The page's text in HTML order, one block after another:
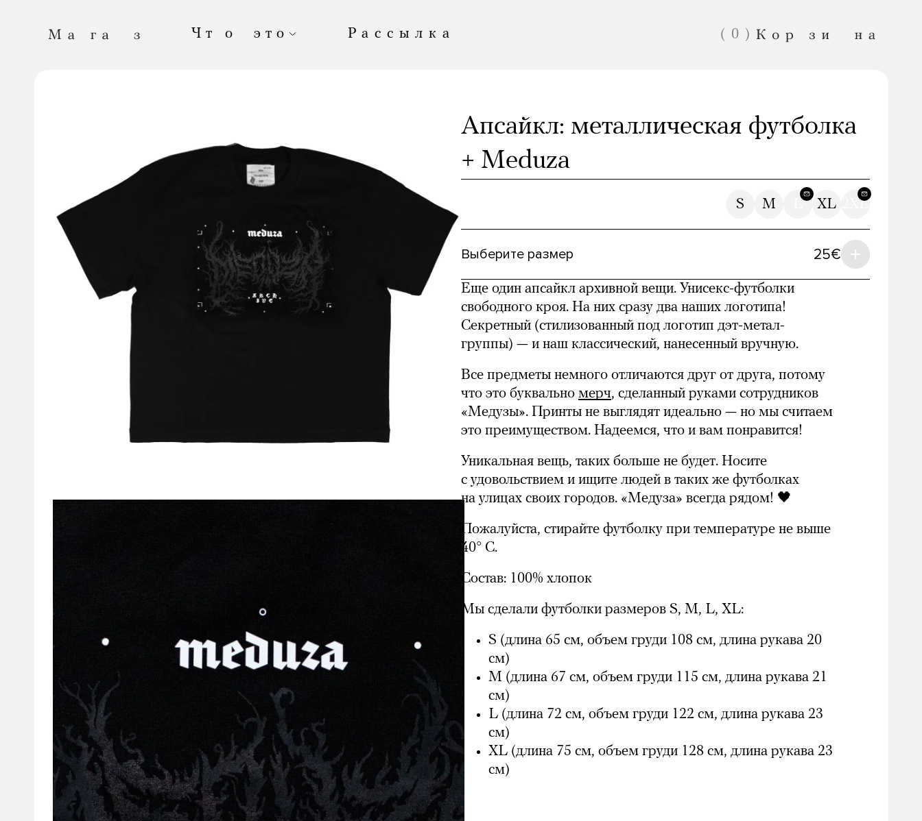
Чт о это Рассылка ( 0 )
Если вы хотите оформить большой заказ; если товар, который
вы собирались купить, закончился; если вы мечтаете делать
вещи вместе с нами — напишите нам:
Каждая ваша покупка помогает «Медузе» выжить.
чаще! «Магаз» постоянно обновляется.
Ваша «Медуза»
Апсайкл: металлическая футболка
+ Meduza
S M L XL 2XL
Выберите размер 25€
Еще один апсайкл архивной вещи. Унисекс-футболки
свободного кроя. На них сразу два наших логотипа!
Секретный (стилизованный под логотип дэт-метал-
группы) — и наш классический, нанесенный вручную.
Все предметы немного отличаются друг от друга, потому
что это буквально мерч, сделанный руками сотрудников
«Медузы». Принты не выглядят идеально — но мы считаем
это преимуществом. Надеемся, что и вам понравится!
Уникальная вещь, таких больше не будет. Носите
с удовольствием и ищите людей в таких же футболках
на улицах своих городов. «Медуза» всегда рядом! 🖤
Пожалуйста, стирайте футболку при температуре не выше
40° C.
Состав: 100% хлопок
Мы сделали футболки размеров S, M, L, XL:
S (длина 65 см, объем груди 108 см, длина рукава 20
см)
M (длина 67 см, объем груди 115 см, длина рукава 21
см)
L (длина 72 см, объем груди 122 см, длина рукава 23
см)
XL (длина 75 см, объем груди 128 см, длина рукава 23
см)